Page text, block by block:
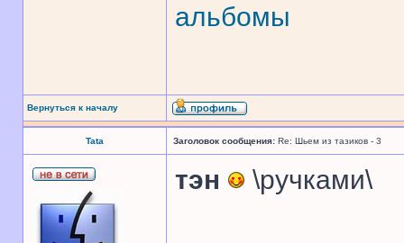
альбомы
Вернуться к началу
Tata Заголовок сообщения: Re: Шьем из тазиков - 3
тэн \ручками\